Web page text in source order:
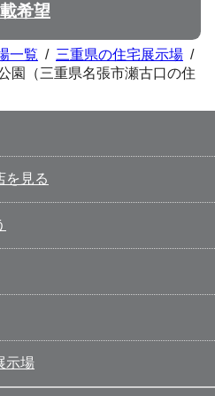
希望
一覧 / 三重県の住宅展示場 /
園（三重県名張市瀬古口の住
を見る
示場